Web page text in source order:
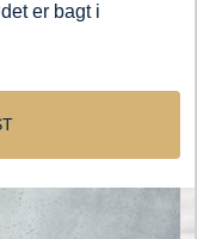
er bagt i